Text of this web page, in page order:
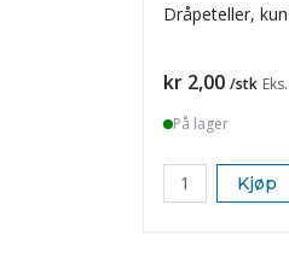
Dråpeteller,
Pris
kr 2,00 /stk
På lager
Kjøp